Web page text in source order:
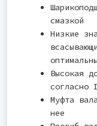
смазкой
Низкие
Высокая
согласно
Муфта
нее